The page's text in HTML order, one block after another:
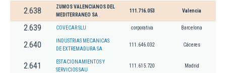
2.638
ZUMOS VALENCIANOS DEL
MEDITERRANEO SA
111.716.053 Valencia
2.639 COVECAR SLU corporativa Barcelona
2.640
INDUSTRIAS MECANICAS
DE EXTREMADURA SA
111.646.032 Cáceres
2.641
ESTACIONAMIENTOS Y
SERVICIOS SAU
111.615.720 Madrid